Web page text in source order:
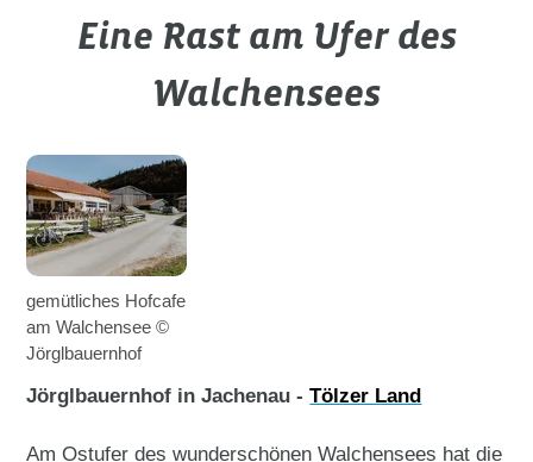
Eine Rast am Ufer des
Walchensees
gemütliches Hofcafe
am Walchensee ©
Jörglbauernhof
Jörglbauernhof in Jachenau -Tölzer Land
Am Ostufer des wunderschönen Walchensees hat die